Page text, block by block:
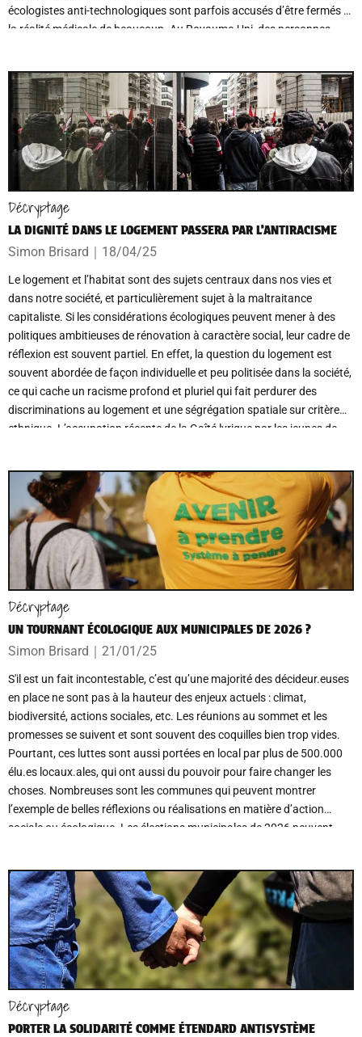
écologistes anti-technologiques sont parfois accusés d’être fermés à
la réalité médicale de beaucoup. Au Royaume-Uni, des personnes
écolos. En France, la réflexion en est encore à ses balbutiements, et
ne parvient pas encore à chambouler les pratiques.
Décryptage
LA DIGNITÉ DANS LE LOGEMENT PASSERA PAR L’ANTIRACISME
Simon Brisard ｜ 18/04/25
Le logement et l’habitat sont des sujets centraux dans nos vies et
dans notre société, et particulièrement sujet à la maltraitance
capitaliste. Si les considérations écologiques peuvent mener à des
politiques ambitieuses de rénovation à caractère social, leur cadre de
réflexion est souvent partiel. En effet, la question du logement est
souvent abordée de façon individuelle et peu politisée dans la société,
ce qui cache un racisme profond et pluriel qui fait perdurer des
discriminations au logement et une ségrégation spatiale sur critère
ethnique. L’occupation récente de la Gaîté lyrique par les jeunes de
Décryptage
UN TOURNANT ÉCOLOGIQUE AUX MUNICIPALES DE 2026 ?
Simon Brisard ｜ 21/01/25
S'il est un fait incontestable, c’est qu’une majorité des décideur.euses
en place ne sont pas à la hauteur des enjeux actuels : climat,
biodiversité, actions sociales, etc. Les réunions au sommet et les
promesses se suivent et sont souvent des coquilles bien trop vides.
Pourtant, ces luttes sont aussi portées en local par plus de 500.000
élu.es locaux.ales, qui ont aussi du pouvoir pour faire changer les
choses. Nombreuses sont les communes qui peuvent montrer
l’exemple de belles réflexions ou réalisations en matière d’action
sociale ou écologique. Les élections municipales de 2026 peuvent
projet politique qui sache souder la liste, et relever le défi humain qui
se cache derrière une élection.
Décryptage
PORTER LA SOLIDARITÉ COMME ÉTENDARD ANTISYSTÈME